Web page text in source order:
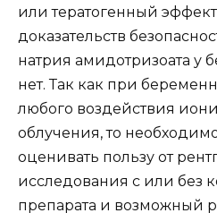
или тератогенный
доказательств
натрия амидотризоата
нет. Так как при
любого воздействия
облучения, то
оценивать пользу от
исследования с или без
препарата и возможный